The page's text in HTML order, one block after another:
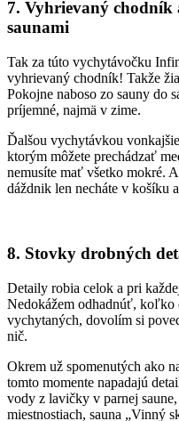
7. Vyhrievaný
saunami
Tak za túto vychytávočku
vyhrievaný chodník! Takže
Pokojne naboso zo sauny do
príjemné, najmä v zime.
Ďalšou vychytávkou
ktorým môžete prechádzať
nemusíte mať všetko mokré.
dáždnik len necháte v košíku
8. Stovky drobných
Detaily robia celok a pri
Nedokážem odhadnúť,
vychytaných, dovolím si
nič.
Okrem už spomenutých ako
tomto momente napadajú
vody z lavičky v parnej
miestnostiach, sauna „Vinný